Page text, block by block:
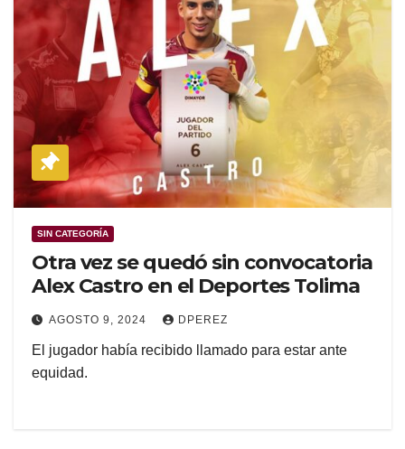
SIN CATEGORÍA
Otra vez se quedó sin convocatoria
Alex Castro en el Deportes Tolima
AGOSTO 9, 2024 DPEREZ
El jugador había recibido llamado para estar ante
equidad.